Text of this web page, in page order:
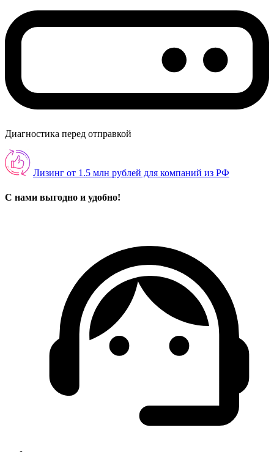
Диагностика перед отправкой
Лизинг от 1.5 млн рублей для компаний из РФ
С нами выгодно и удобно!